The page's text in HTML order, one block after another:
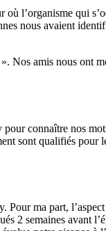
l’organisme qui
nous avaient
Nos amis nous ont
pour connaître nos
sont qualifiés pour
Pour ma part,
2 semaines avant